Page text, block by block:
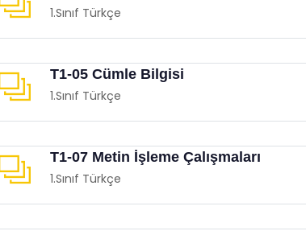
1.Sınıf Türkçe
T1-05 Cümle Bilgisi
1.Sınıf Türkçe
T1-07 Metin İşleme Çalışmaları
1.Sınıf Türkçe